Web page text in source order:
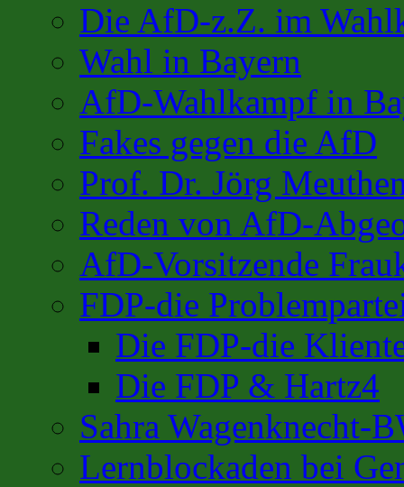
Die AfD-z.Z. im
Wahl in Bayern
AfD-Wahlkampf in
Fakes gegen die AfD
Prof. Dr. Jörg
Reden von AfD-
AfD-Vorsitzende
FDP-die
Die FDP-die
Die FDP & Hartz4
Sahra Wagenknecht-
Lernblockaden bei